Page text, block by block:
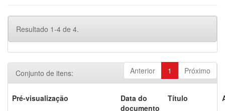
Resultado 1-4 de 4.
Anterior 1 Próximo
Conjunto de itens:
Pré-visualização
Data do
documento
Título